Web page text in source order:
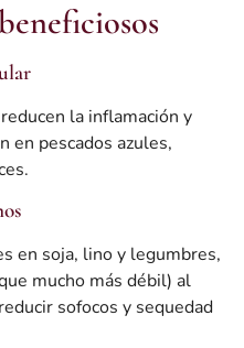
reducen la inflamación y
en pescados azules,
en soja, lino y legumbres,
mucho más débil) al
sofocos y sequedad